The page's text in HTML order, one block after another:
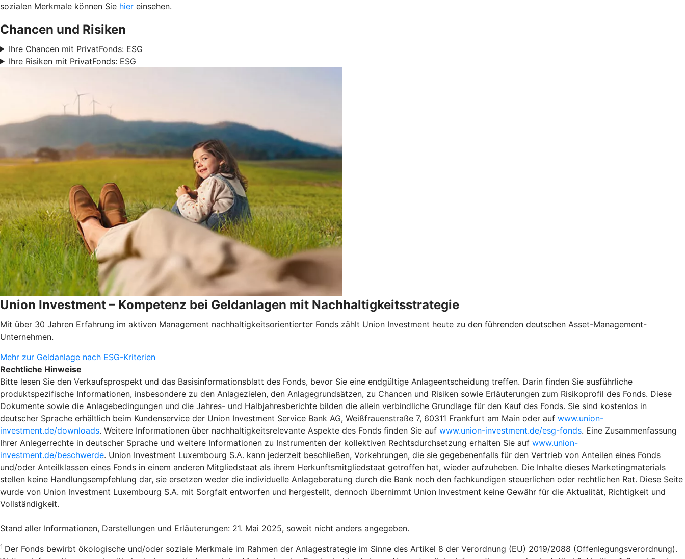
sozialen Merkmale können Sie hier einsehen.
Chancen und Risiken
Ihre Chancen mit PrivatFonds: ESG
Ihre Risiken mit PrivatFonds: ESG
Union Investment – Kompetenz bei Geldanlagen mit Nachhaltigkeitsstrategie
Mit über 30 Jahren Erfahrung im aktiven Management nachhaltigkeitsorientierter Fonds zählt Union Investment heute zu den führenden deutschen Asset-Management-
Unternehmen.
Mehr zur Geldanlage nach ESG-Kriterien
Rechtliche Hinweise
Bitte lesen Sie den Verkaufsprospekt und das Basisinformationsblatt des Fonds, bevor Sie eine endgültige Anlageentscheidung treffen. Darin finden Sie ausführliche
produktspezifische Informationen, insbesondere zu den Anlagezielen, den Anlagegrundsätzen, zu Chancen und Risiken sowie Erläuterungen zum Risikoprofil des Fonds. Diese
Dokumente sowie die Anlagebedingungen und die Jahres- und Halbjahresberichte bilden die allein verbindliche Grundlage für den Kauf des Fonds. Sie sind kostenlos in
deutscher Sprache erhältlich beim Kundenservice der Union Investment Service Bank AG, Weißfrauenstraße 7, 60311 Frankfurt am Main oder auf www.union-
investment.de/downloads. Weitere Informationen über nachhaltigkeitsrelevante Aspekte des Fonds finden Sie auf www.union-investment.de/esg-fonds. Eine Zusammenfassung
Ihrer Anlegerrechte in deutscher Sprache und weitere Informationen zu Instrumenten der kollektiven Rechtsdurchsetzung erhalten Sie auf www.union-
investment.de/beschwerde. Union Investment Luxembourg S.A. kann jederzeit beschließen, Vorkehrungen, die sie gegebenenfalls für den Vertrieb von Anteilen eines Fonds
und/oder Anteilklassen eines Fonds in einem anderen Mitgliedstaat als ihrem Herkunftsmitgliedstaat getroffen hat, wieder aufzuheben. Die Inhalte dieses Marketingmaterials
stellen keine Handlungsempfehlung dar, sie ersetzen weder die individuelle Anlageberatung durch die Bank noch den fachkundigen steuerlichen oder rechtlichen Rat. Diese Seite
wurde von Union Investment Luxembourg S.A. mit Sorgfalt entworfen und hergestellt, dennoch übernimmt Union Investment keine Gewähr für die Aktualität, Richtigkeit und
Vollständigkeit.
Stand aller Informationen, Darstellungen und Erläuterungen: 21. Mai 2025, soweit nicht anders angegeben.
1 Der Fonds bewirbt ökologische und/oder soziale Merkmale im Rahmen der Anlagestrategie im Sinne des Artikel 8 der Verordnung (EU) 2019/2088 (Offenlegungsverordnung).